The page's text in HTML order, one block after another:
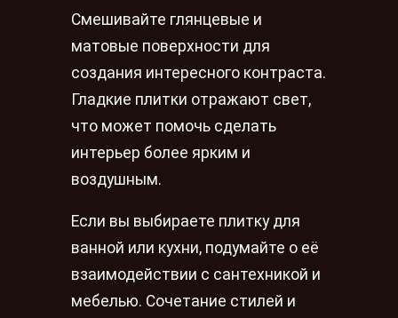
Смешивайте глянцевые и
матовые поверхности для
создания интересного контраста.
Гладкие плитки отражают свет,
что может помочь сделать
интерьер более ярким и
воздушным.
Если вы выбираете плитку для
ванной или кухни, подумайте о её
взаимодействии с сантехникой и
мебелью. Сочетание стилей и